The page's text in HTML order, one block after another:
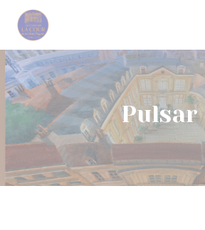
Personalización de sus opciones de
Pulsar